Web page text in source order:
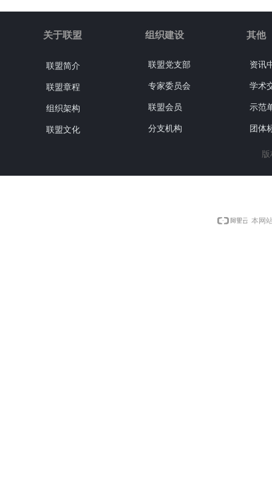
关于联盟
联盟简介
联盟章程
组织架构
联盟文化
联盟党支部
专家委员会
联盟会员
分支机构
组织建设
资讯
学术
示范
团体
其他
本网